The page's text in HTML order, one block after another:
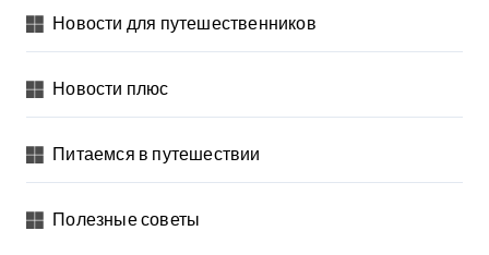
Новости для путешественников
Новости плюс
Питаемся в путешествии
Полезные советы